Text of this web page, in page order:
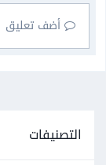
أضف تعليق
التصنيفات